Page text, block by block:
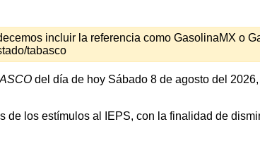
incluir la referencia como GasolinaMX o
tabasco
del día de hoy Sábado 8 de agosto del
los estímulos al IEPS, con la finalidad de